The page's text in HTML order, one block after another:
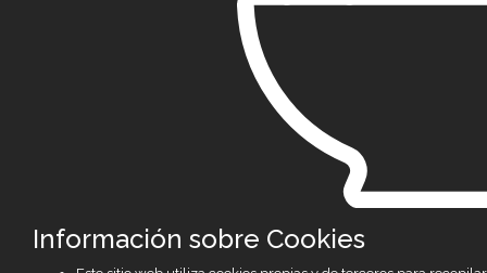
Información sobre Cookies